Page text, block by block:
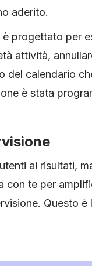
aderito.
progettato per
attività,
del calendario
è stata
ai risultati,
con te per
Questo